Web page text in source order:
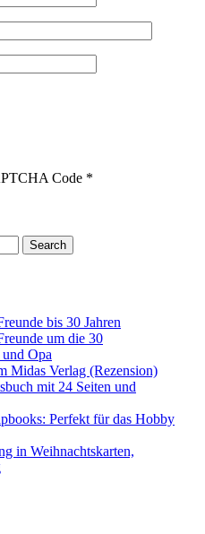
Code *
bis 30 Jahren
um die 30
Opa
Midas Verlag (Rezension)
mit 24 Seiten und
Perfekt für das Hobby
in Weihnachtskarten,